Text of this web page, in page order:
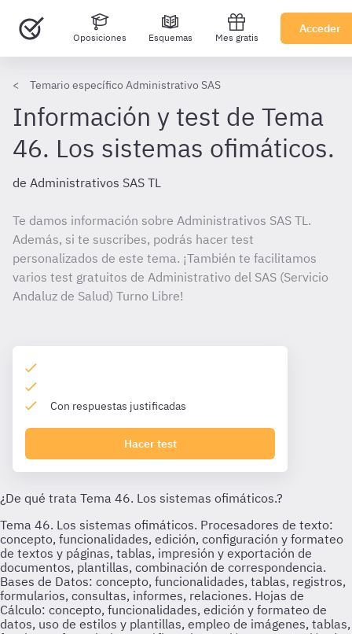
Oposiciones Esquemas Mes gratis
Acceder
Temario específico Administrativo SAS
Información y test de Tema
46. Los sistemas ofimáticos.
de Administrativos SAS TL
Te damos información sobre Administrativos SAS TL.
Además, si te suscribes, podrás hacer test
personalizados de este tema. ¡También te facilitamos
varios test gratuitos de Administrativo del SAS (Servicio
Andaluz de Salud) Turno Libre!
Con respuestas justificadas
Hacer test